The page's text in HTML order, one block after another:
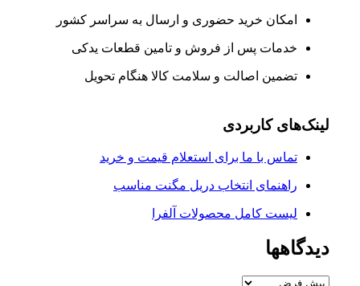
امکان خرید حضوری و ارسال به سراسر کشور
خدمات پس از فروش و تامین قطعات یدکی
تضمین اصالت و سلامت کالا هنگام تحویل
لینک‌های کاربردی
تماس با ما برای استعلام قیمت و خرید
راهنمای انتخاب دریل مگنت مناسب
لیست کامل محصولات آلفرا
دیدگاهها